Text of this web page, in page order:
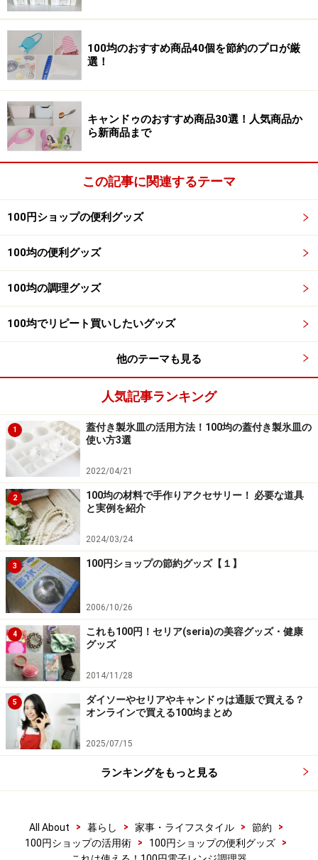
100均のおすすめ商品40個を節約のプロが厳
選！
キャンドゥのおすすめ商品30選！人気商品か
ら新商品まで
この記事に関連するテーマ
100円ショップの便利グッズ
100均の便利グッズ
100均の調理グッズ
100均でリピート買いしたいグッズ
他のテーマも見る
人気記事ランキング
1
蓋付き製氷皿の活用方法！100均の蓋付き製氷皿の
使い方3選
2022/04/21
2
100均の材料で手作りアクセサリー！ 必要な道具
と実例を紹介
2024/03/24
3 100円ショップの節約グッズ【１】
2006/10/26
4
これも100円！セリア(seria)の美容グッズ・健康
グッズ
2014/11/28
5
ダイソーやセリアやキャンドゥは通販で買える？
オンラインで買える100均まとめ
2025/07/15
ランキングをもっと見る
All About > 暮らし > 家事・ライフスタイル > 節約
>
100円ショップの活用術
> 100円ショップの便利グッズ
>